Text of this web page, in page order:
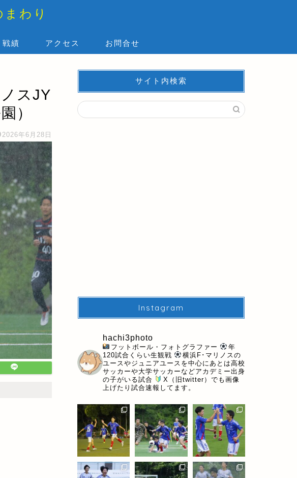
わり
戦績 アクセス お問合せ
スJY
）
年6月28日
サイト内検索
Instagram
hachi3photo
フットボール・フォトグラファー
年
120試合くらい生観戦
横浜F･マリノスの
ユースやジュニアユースを中心にあとは高校
サッカーや大学サッカーなどアカデミー出身
の子がいる試合
X（旧twitter）でも画像
上げたり試合速報してます。